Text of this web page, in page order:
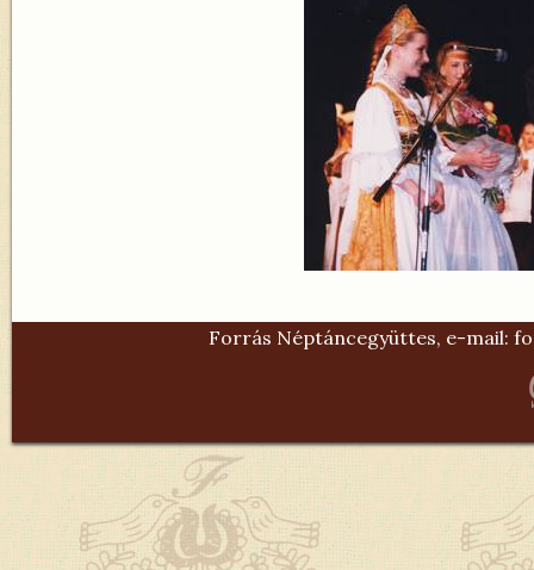
Forrás Néptáncegyüttes, e-mail: